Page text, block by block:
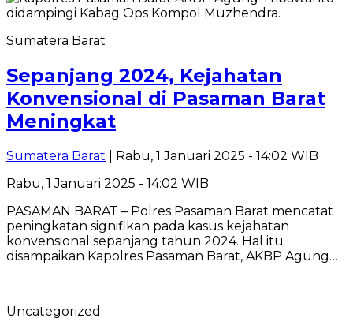
Sumatera Barat
Sepanjang 2024, Kejahatan
Konvensional di Pasaman Barat
Meningkat
Sumatera Barat | Rabu, 1 Januari 2025 - 14:02 WIB
Rabu, 1 Januari 2025 - 14:02 WIB
PASAMAN BARAT – Polres Pasaman Barat mencatat
peningkatan signifikan pada kasus kejahatan
konvensional sepanjang tahun 2024. Hal itu
disampaikan Kapolres Pasaman Barat, AKBP Agung…
Uncategorized